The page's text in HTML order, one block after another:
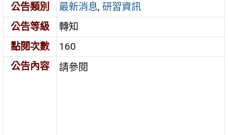
公告類別
最新消息,研習資訊
公告等級
轉知
點閱次數
160
公告內容
請參閱